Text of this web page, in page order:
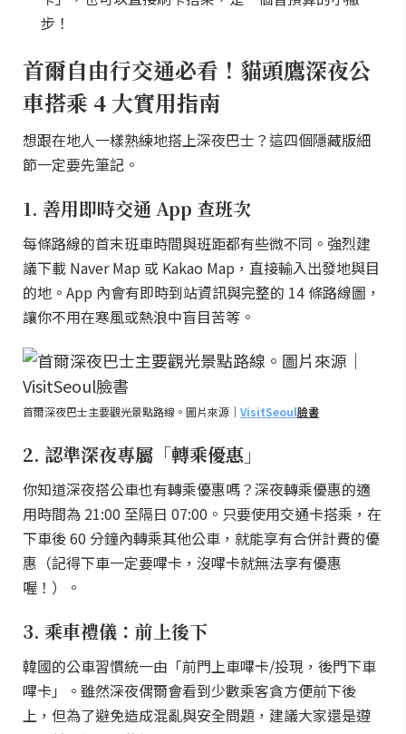
步！
首爾自由行交通必看！貓頭鷹深夜公
車搭乘 4 大實用指南
想跟在地人一樣熟練地搭上深夜巴士？這四個隱藏版細
節一定要先筆記。
1. 善用即時交通 App 查班次
每條路線的首末班車時間與班距都有些微不同。強烈建
議下載 Naver Map 或 Kakao Map，直接輸入出發地與目
的地。App 內會有即時到站資訊與完整的 14 條路線圖，
讓你不用在寒風或熱浪中盲目苦等。
首爾深夜巴士主要觀光景點路線。圖片來源｜ VisitSeoul臉書
2. 認準深夜專屬「轉乘優惠」
你知道深夜搭公車也有轉乘優惠嗎？深夜轉乘優惠的適
用時間為 21:00 至隔日 07:00。只要使用交通卡搭乘，在
下車後 60 分鐘內轉乘其他公車，就能享有合併計費的優
惠（記得下車一定要嗶卡，沒嗶卡就無法享有優惠
喔！）。
3. 乘車禮儀：前上後下
韓國的公車習慣統一由「前門上車嗶卡/投現，後門下車
嗶卡」。雖然深夜偶爾會看到少數乘客貪方便前下後
上，但為了避免造成混亂與安全問題，建議大家還是遵